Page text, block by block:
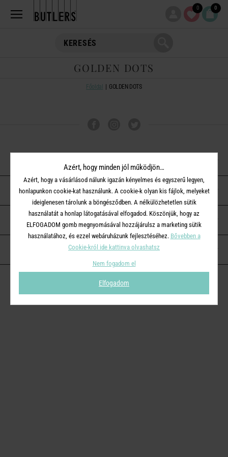
0 0
GOLDEN DOTS
Főoldal GOLDEN DOTS
ÜGYFÉLSZOLGÁLAT
A BUTLERS-RŐL
KAPCSOLAT
Azért, hogy minden jól működjön…
Azért, hogy a vásárlásod nálunk igazán kényelmes és egyszerű legyen,
honlapunkon cookie-kat használunk. A cookie-k olyan kis fájlok, melyeket
ideiglenesen tárolunk a böngésződben. A nélkülözhetetlen sütik
használatát a honlap látogatásával elfogadod. Köszönjük, hogy az
ELFOGADOM gomb megnyomásával hozzájárulsz a marketing sütik
használatához, és ezzel webáruházunk fejlesztéséhez. Bővebben a
Cookie-król ide kattinva olvashatsz
Nem fogadom el
Elfogadom